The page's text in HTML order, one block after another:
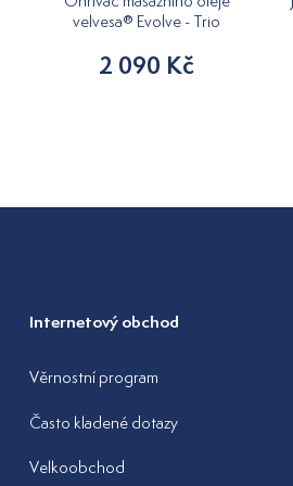
velvesa® Evolve - Trio
2 090 Kč
Internetový obchod
Věrnostní program
Často kladené dotazy
Velkoobchod